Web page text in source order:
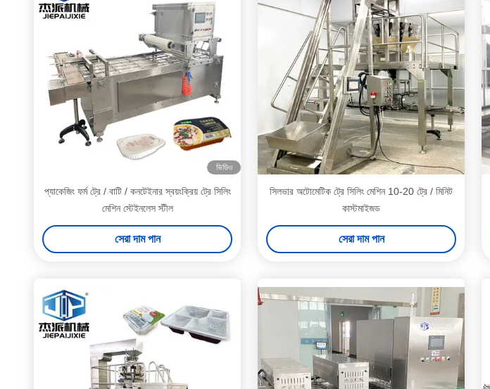
ভিডিও
প্যাকেজিং ফর্ম ট্রে / বাটি / কনটেইনার স্বয়ংক্রিয় ট্রে সিলিং
মেশিন স্টেইনলেস স্টীল
সেরা দাম পান
সিলভার অটোমেটিক ট্রে সিলিং মেশিন 10-20 ট্রে / মিনিট
কাস্টমাইজড
সেরা দাম পান